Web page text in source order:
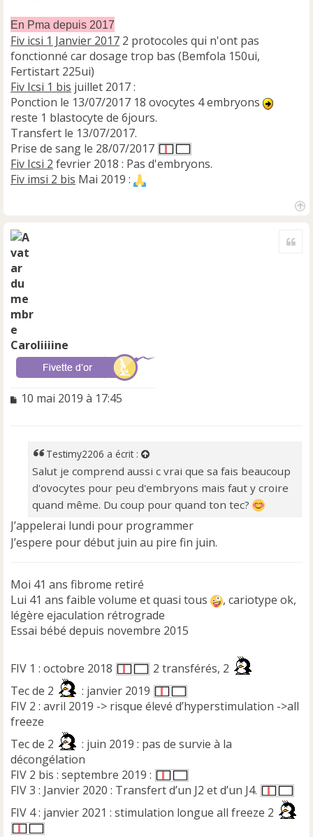
En Pma depuis 2017
Fiv icsi 1 Janvier 2017 2 protocoles qui n'ont pas
fonctionné car dosage trop bas (Bemfola 150ui,
Fertistart 225ui)
Fiv Icsi 1 bis juillet 2017 :
Ponction le 13/07/2017 18 ovocytes 4 embryons
reste 1 blastocyte de 6jours.
Transfert le 13/07/2017.
Prise de sang le 28/07/2017
Fiv Icsi 2 fevrier 2018 : Pas d'embryons.
Fiv imsi 2 bis Mai 2019 :
Caroliiiine
M
l
u
10 mai 2019 à 17:45
Testimy2206 a écrit :
Salut je comprend aussi c vrai que sa fais beaucoup
d'ovocytes pour peu d'embryons mais faut y croire
quand même. Du coup pour quand ton tec?
J’appelerai lundi pour programmer
J’espere pour début juin au pire fin juin.
Moi 41 ans fibrome retiré
Lui 41 ans faible volume et quasi tous
, cariotype ok,
légère ejaculation rétrograde
Essai bébé depuis novembre 2015
FIV 1 : octobre 2018
2 transférés, 2
Tec de 2
: janvier 2019
FIV 2 : avril 2019 -> risque élevé d’hyperstimulation ->all
freeze
Tec de 2
: juin 2019 : pas de survie à la
décongélation
FIV 2 bis : septembre 2019 :
FIV 3 : Janvier 2020 : Transfert d’un J2 et d’un J4.
FIV 4 : janvier 2021 : stimulation longue all freeze 2